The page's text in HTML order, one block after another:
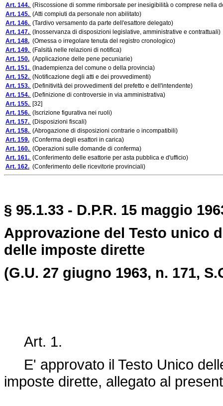
Art. 144. (Riscossione di somme rimborsate per inesigibilità o comprese nella
Art. 145. (Atti compiuti da personale non abilitato)
Art. 146. (Tardivo versamento da parte dell'esattore delegato)
Art. 147. (Inosservanza di disposizioni legislative, amministrative e contrattuali)
Art. 148. (Omessa o irregolare tenuta del registro cronologico)
Art. 149. (Falsità nelle relazioni di notifica)
Art. 150. (Applicazione delle pene pecuniarie)
Art. 151. (Inadempienza del comune o della provincia)
Art. 152. (Notificazione degli atti e dei provvedimenti)
Art. 153. (Definitività dei provvedimenti del prefetto e dell'intendente)
Art. 154. (Definizione di controversie in via amministrativa)
Art. 155. [32]
Art. 156. (Iscrizione figurativa nei ruoli)
Art. 157. (Disposizioni fiscali)
Art. 158. (Abrogazione di disposizioni contrarie o incompatibili)
Art. 159. (Conferma degli esattori in carica)
Art. 160. (Operazioni sulle domande di conferma)
Art. 161. (Conferimento delle esattorie per asta pubblica e d'ufficio)
Art. 162. (Conferimento delle ricevitorie provinciali)
§ 95.1.33 - D.P.R. 15 maggio
Approvazione del Testo unico
delle imposte dirette
(G.U. 27 giugno 1963, n. 171,
Art. 1.
E' approvato il Testo Unico
imposte dirette, allegato al